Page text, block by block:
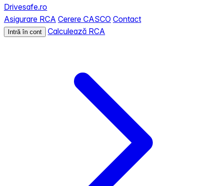
Drivesafe.ro
Asigurare RCA Cerere CASCO Contact
Intră în cont Calculează RCA